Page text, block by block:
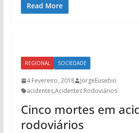
Read More
REGIONAL SOCIEDADE
4 Fevereiro, 2018
JorgeEusebio
acidentes,Acidentes Rodoviários
Cinco mortes em
rodoviários